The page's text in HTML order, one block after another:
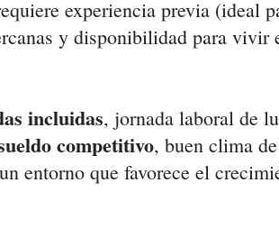
experiencia previa (ideal
y disponibilidad para vivir
incluidas, jornada laboral de
competitivo, buen clima de
entorno que favorece el